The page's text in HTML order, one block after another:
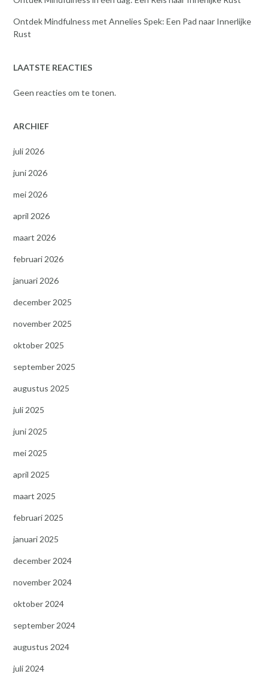
Ontdek Mindfulness met Annelies Spek: Een Pad naar Innerlijke
Rust
LAATSTE REACTIES
Geen reacties om te tonen.
ARCHIEF
juli 2026
juni 2026
mei 2026
april 2026
maart 2026
februari 2026
januari 2026
december 2025
november 2025
oktober 2025
september 2025
augustus 2025
juli 2025
juni 2025
mei 2025
april 2025
maart 2025
februari 2025
januari 2025
december 2024
november 2024
oktober 2024
september 2024
augustus 2024
juli 2024